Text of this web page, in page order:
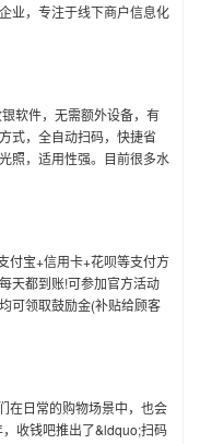
业，专注于线下商户信息化
软件，无需额外设备，有
式，全自动扫码，快捷省
照，适用性强。目前很多水
付宝+信用卡+花呗等支付方
天都到账!可参加官方活动
可领取鼓励金(补贴给顾客
在日常的购物场景中，也会
收钱吧推出了&ldquo;扫码